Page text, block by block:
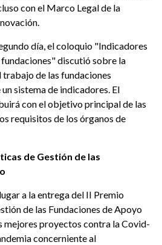
con el Marco Legal de la
día, el coloquio "Indicadores
discutió sobre la
de las fundaciones
sistema de indicadores. El
con el objetivo principal de las
requisitos de los órganos de
de Gestión de las
a la entrega del II Premio
de las Fundaciones de Apoyo
mejores proyectos contra la Covid-
concerniente al